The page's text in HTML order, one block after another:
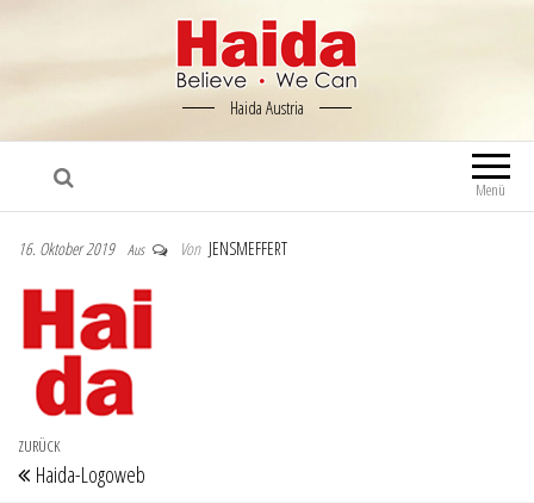
Haida Austria
Menü
16. Oktober 2019 Aus Von JENSMEFFERT
Beitragsnavigation
Vorheriger Beitrag
ZURÜCK
Haida-Logoweb